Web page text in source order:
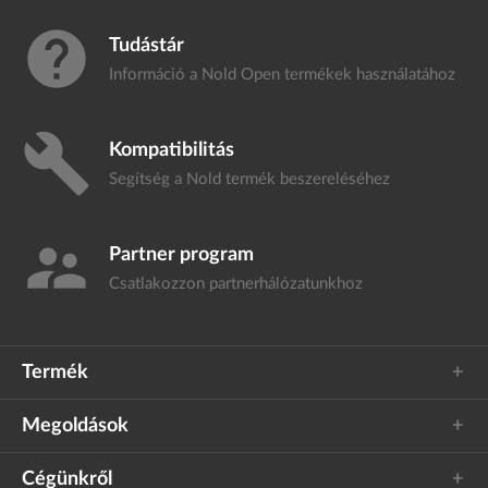
help Tudástár
Információ a Nold Open termékek használatához
build Kompatibilitás
Segítség a Nold termék beszereléséhez
supervisor_account Partner program
Csatlakozzon partnerhálózatunkhoz
Termék
Megoldások
Cégünkről